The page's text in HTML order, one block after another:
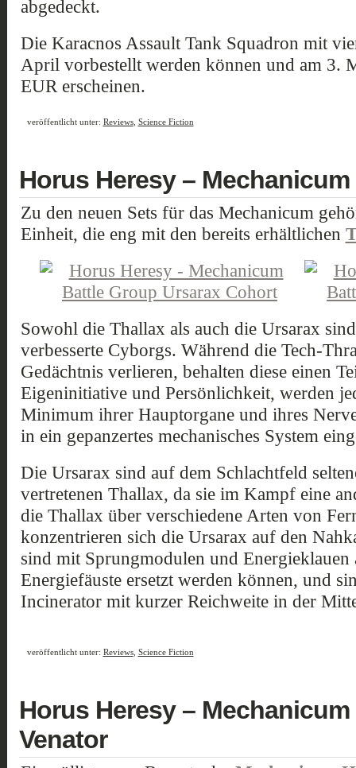
abgedeckt.
Die Karacnos Assault Tank Squadron mit
April vorbestellt werden können und am 3.
EUR erscheinen.
veröffentlicht unter: Reviews, Science Fiction
Horus Heresy –
Zu den neuen Sets für das Mechanicum
Einheit, die eng mit den bereits erhältlichen
Sowohl die Thallax als auch die Ursarax
verbesserte Cyborgs. Während die Tech-
Gedächtnis verlieren, behalten diese einen
Eigeninitiative und Persönlichkeit, werden
Minimum ihrer Hauptorgane und ihres
in ein gepanzertes mechanisches System
Die Ursarax sind auf dem Schlachtfeld
vertretenen Thallax, da sie im Kampf eine
die Thallax über verschiedene Arten von
konzentrieren sich die Ursarax auf den
sind mit Sprungmodulen und Energieklauen
Energiefäuste ersetzt werden können, und
Incinerator mit kurzer Reichweite in der
veröffentlicht unter: Reviews, Science Fiction
Horus Heresy –
Venator